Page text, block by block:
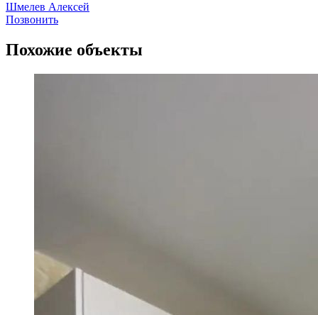
Шмелев Алексей
Позвонить
Похожие объекты